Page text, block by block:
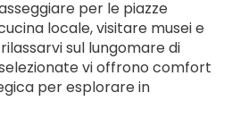
per le piazze
locale, visitare musei e
sul lungomare di
vi offrono comfort
per esplorare in